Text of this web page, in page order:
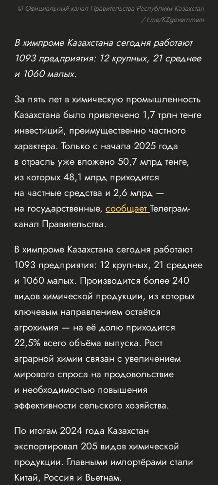
© Официальный канал Правительства Республики Казахстан
/ t.me/KZgovernment
В химпроме Казахстана сегодня работают
1093 предприятия: 12 крупных, 21 среднее
и 1060 малых.
За пять лет в химическую промышленность
Казахстана было привлечено 1,7 трлн тенге
инвестиций, преимущественно частного
характера. Только с начала 2025 года
в отрасль уже вложено 50,7 млрд тенге,
из которых 48,1 млрд приходится
на частные средства и 2,6 млрд —
на государственные,сообщаетТелеграм-
канал Правительства.
В химпроме Казахстана сегодня работают
1093 предприятия: 12 крупных, 21 среднее
и 1060 малых. Производится более 240
видов химической продукции, из которых
ключевым направлением остаётся
агрохимия — на её долю приходится
22,5% всего объёма выпуска. Рост
аграрной химии связан с увеличением
мирового спроса на продовольствие
и необходимостью повышения
эффективности сельского хозяйства.
По итогам 2024 года Казахстан
экспортировал 205 видов химической
продукции. Главными импортёрами стали
Китай, Россия и Вьетнам.